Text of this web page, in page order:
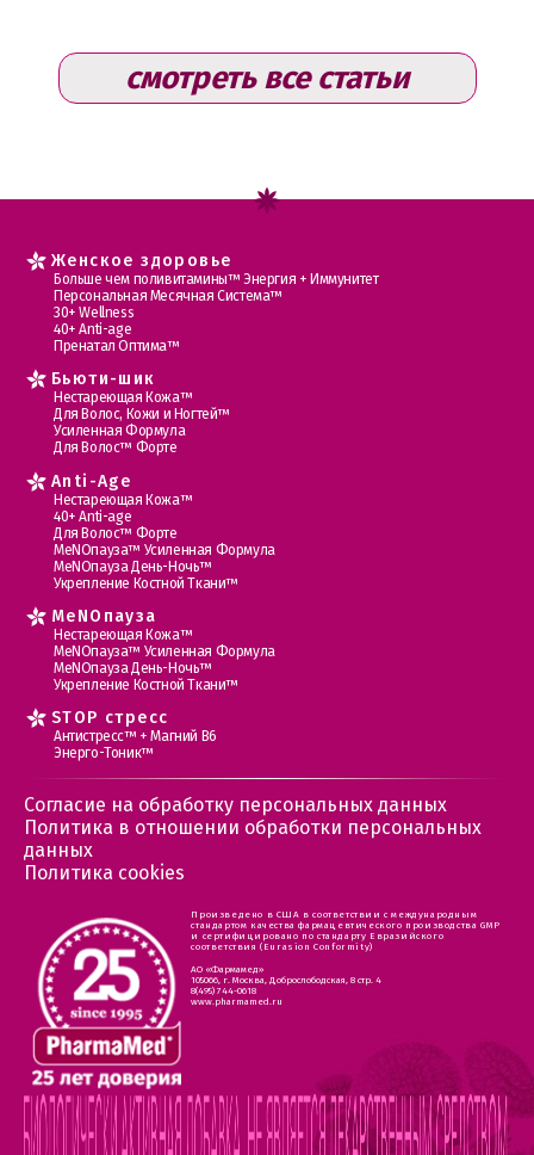
смотреть все статьи
Женское здоровье
Больше чем поливитамины™ Энергия + Иммунитет
Персональная Месячная Система™
30+ Wellness
40+ Anti-age
Пренатал Оптима™
Бьюти-шик
Нестареющая Кожа™
Для Волос, Кожи и Ногтей™
Усиленная Формула
Для Волос™ Форте
Anti-Age
Нестареющая Кожа™
40+ Anti-age
Для Волос™ Форте
МеNOпауза™ Усиленная Формула
МеNOпауза День-Ночь™
Укрепление Костной Ткани™
MеNOпауза
Нестареющая Кожа™
МеNOпауза™ Усиленная Формула
МеNOпауза День-Ночь™
Укрепление Костной Ткани™
STOP стресс
Антистресс™ + Магний В6
Энерго-Тоник™
Согласие на обработку персональных данных
Политика в отношении обработки персональных
данных
Политика cookies
Произведено в США в соответствии с международным
стандартом качества фармацевтического производства GMP
и сертифицировано по стандарту Евразийского
соответствия (Eurasion Conformity)
АО «Фармамед»
105066, г. Москва, Доброслободская, 8 стр. 4
8(495) 744-0618
www.pharmamed.ru